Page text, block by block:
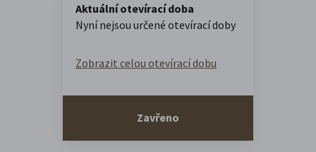
Aktuální otevírací doba
Nyní nejsou určené otevírací doby
Zobrazit celou otevírací dobu
Zavřeno